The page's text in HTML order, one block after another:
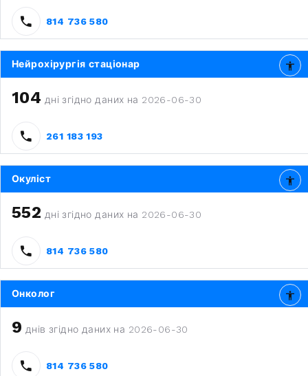
814 736 580
Нейрохірургія стаціонар
104 дні згідно даних на 2026-06-30
261 183 193
Окуліст
552 дні згідно даних на 2026-06-30
814 736 580
Онколог
9 днів згідно даних на 2026-06-30
814 736 580